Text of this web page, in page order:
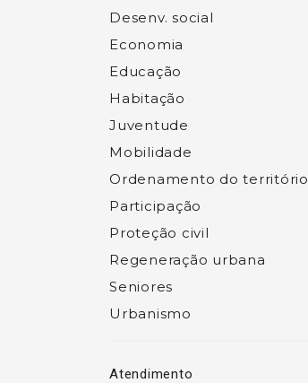
Desenv. social
Economia
Educação
Habitação
Juventude
Mobilidade
Ordenamento do território
Participação
Proteção civil
Regeneração urbana
Seniores
Urbanismo
Atendimento